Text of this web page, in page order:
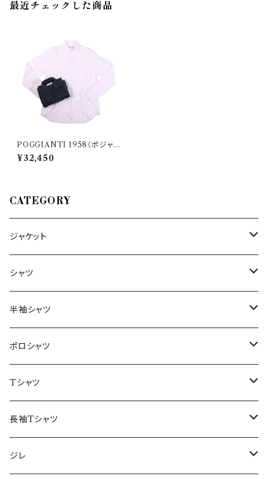
最近チェックした商品
POGGIANTI 1958（ポジャン
ティ 1958） 長袖シャツ PISA 2
3212
¥32,450
CATEGORY
ジャケット
～44/S
46/M
48/L
50/XL～
シャツ
～44/S
46/M
48/L
50/XL～
半袖シャツ
～44/S
46/M
48/L
50/XL～
ポロシャツ
～44/S
46/M
48/L
Tシャツ
～44/S
46/M
長袖Tシャツ
～44/S
ジレ